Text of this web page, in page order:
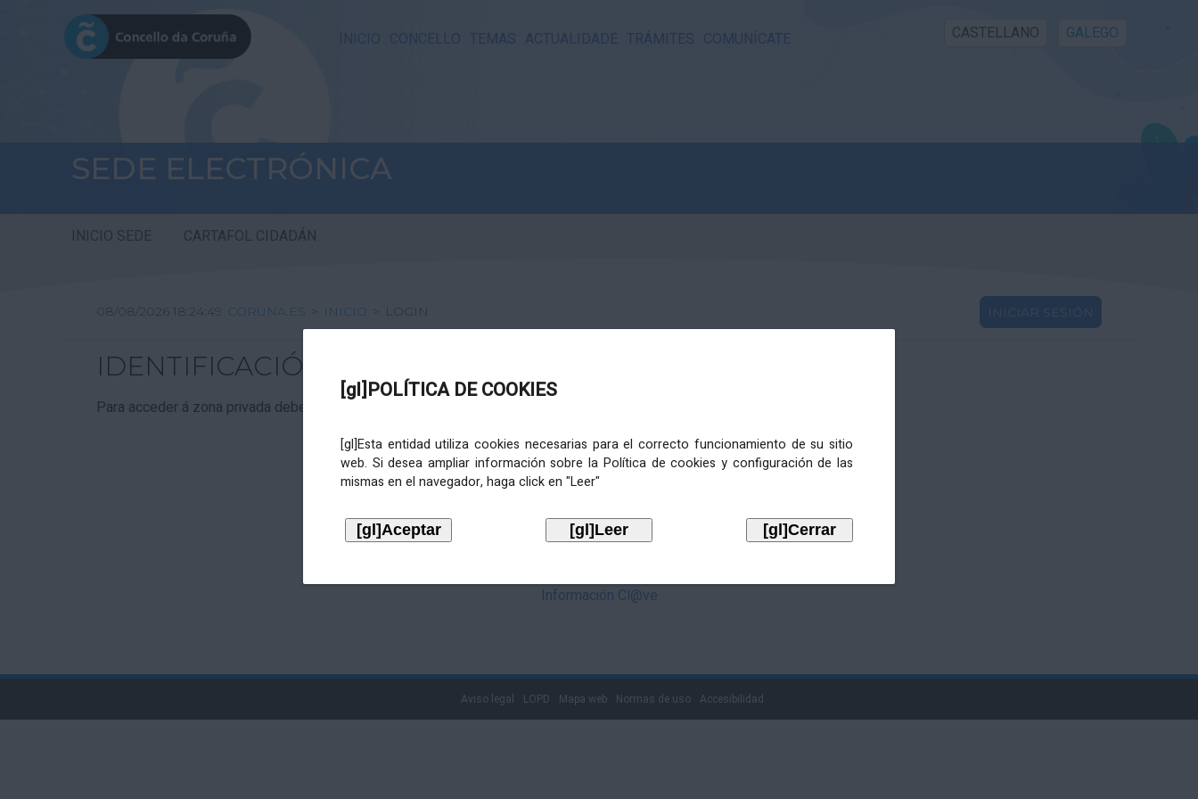
INICIO CONCELLO TEMAS ACTUALIDADE TRÁMITES COMUNÍCATE CASTELLANO GALEGO
SEDE ELECTRÓNICA
INICIO SEDE CARTAFOL CIDADÁN
[gl]POLÍTICA DE COOKIES
[gl]Esta entidad utiliza cookies necesarias para el correcto funcionamiento de su sitio
web. Si desea ampliar información sobre la Política de cookies y configuración de las
mismas en el navegador, haga click en "Leer"
08/08/2026 18:24:49 CORUNA.ES > INICIO > LOGIN INICIAR SESIÓN
IDENTIFICACIÓN
Para acceder á zona privada debe identificarse mediante Cl@ve. Pulse no logotipo
Información Cl@ve
Aviso legal LOPD Mapa web Normas de uso Accesibilidad